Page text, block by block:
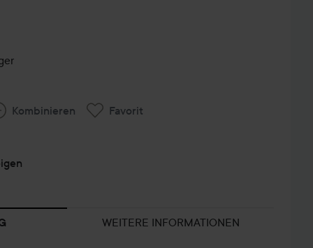
Kombinieren Favorit
WEITERE INFORMATIONEN